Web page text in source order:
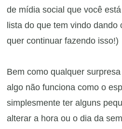
de mídia social que você
lista do que tem vindo dando
quer continuar fazendo isso!)
Bem como qualquer
algo não funciona como o
simplesmente ter alguns
alterar a hora ou o dia da